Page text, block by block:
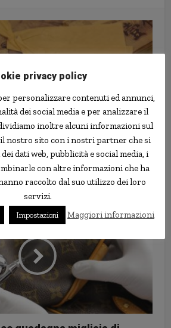
doti in Cina rende
il matrimonio ai più
poveri
privacy policy
personalizzare contenuti ed annunci,
dei social media e per analizzare il
inoltre alcuni informazioni sul
nostro sito con i nostri partner che si
dati web, pubblicità e social media, i
con altre informazioni che ha
raccolto dal suo utilizzo dei loro
servizi.
Impostazioni Maggiori informazioni